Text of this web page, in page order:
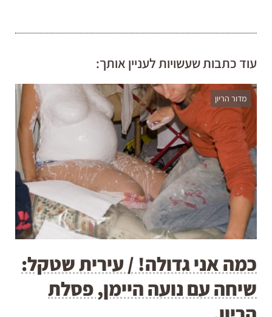
עוד כתבות שעשויות לעניין אותך:
מדור הריון
כמה אני גדולה! / עירית שטקל:
שיחה עם נועה היימן, פסלת